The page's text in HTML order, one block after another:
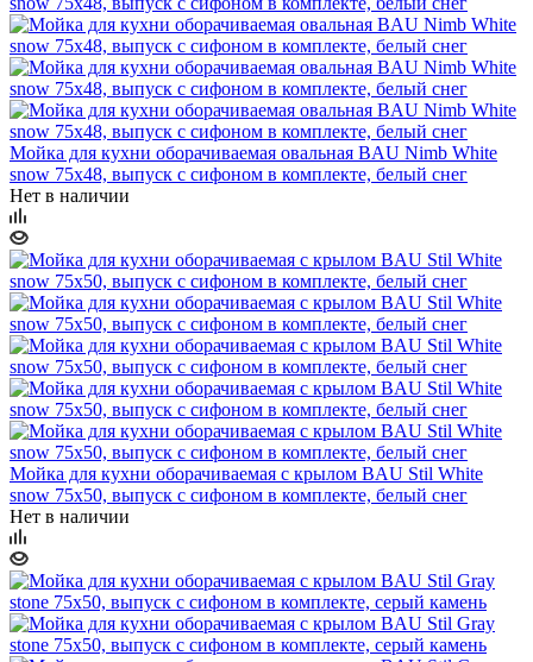
Мойка для кухни оборачиваемая овальная BAU Nimb White
snow 75х48, выпуск с сифоном в комплекте, белый снег
Нет в наличии
Мойка для кухни оборачиваемая с крылом BAU Stil White
snow 75х50, выпуск с сифоном в комплекте, белый снег
Нет в наличии